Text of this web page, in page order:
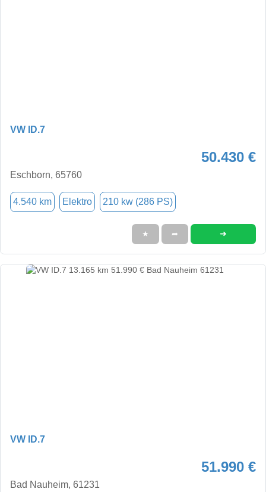
VW ID.7
50.430 €
Eschborn, 65760
4.540 km Elektro 210 kw (286 PS)
★ ➦ ➜
VW ID.7
51.990 €
Bad Nauheim, 61231